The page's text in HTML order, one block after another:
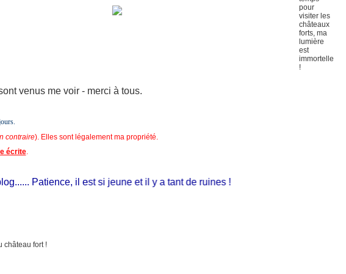
venus me voir - merci à tous.
contraire). Elles sont légalement ma propriété.
écrite.
Patience, il est si jeune et il y a tant de ruines !